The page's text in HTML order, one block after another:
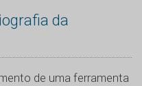
da
de uma ferramenta